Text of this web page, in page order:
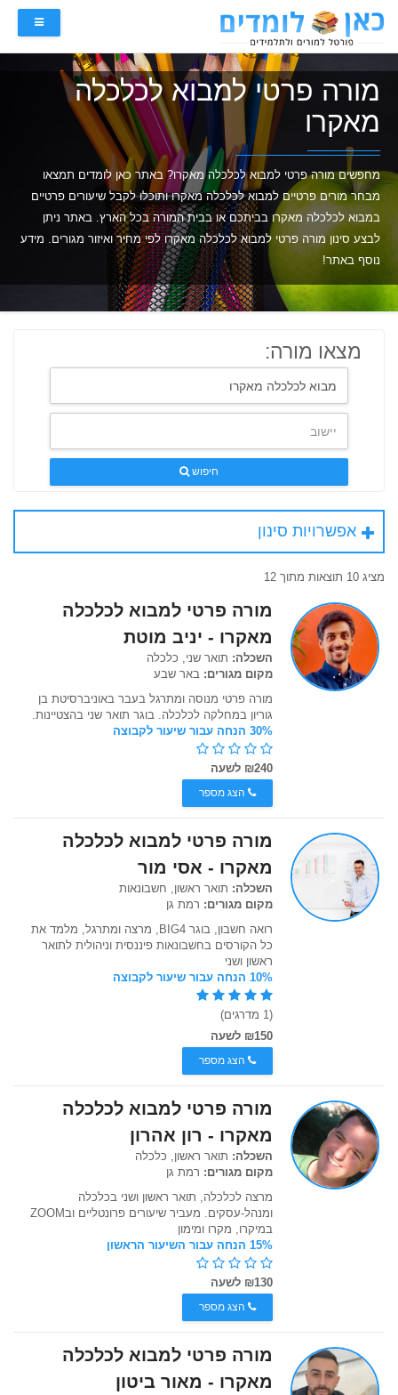
מורה פרטי למבוא לכלכלה
מאקרו
מחפשים מורה פרטי למבוא לכלכלה מאקרו? באתר כאן לומדים תמצאו
מבחר מורים פרטיים למבוא לכלכלה מאקרו ותוכלו לקבל שיעורים פרטיים
במבוא לכלכלה מאקרו בביתכם או בבית המורה בכל הארץ. באתר ניתן
לבצע סינון מורה פרטי למבוא לכלכלה מאקרו לפי מחיר ואיזור מגורים. מידע
נוסף באתר!
מצאו מורה:
חיפוש
אפשרויות סינון
מציג 10 תוצאות מתוך 12
מורה פרטי למבוא לכלכלה
מאקרו - יניב מוטת
השכלה: תואר שני, כלכלה
מקום מגורים: באר שבע
מורה פרטי מנוסה ומתרגל בעבר באוניברסיטת בן
גוריון במחלקה לכלכלה. בוגר תואר שני בהצטיינות.
30% הנחה עבור שיעור לקבוצה
₪240 לשעה
הצג מספר
מורה פרטי למבוא לכלכלה
מאקרו - אסי מור
השכלה: תואר ראשון, חשבונאות
מקום מגורים: רמת גן
רואה חשבון, בוגר BIG4, מרצה ומתרגל, מלמד את
כל הקורסים בחשבונאות פיננסית וניהולית לתואר
ראשון ושני
10% הנחה עבור שיעור לקבוצה
(1 מדרגים)
₪150 לשעה
הצג מספר
מורה פרטי למבוא לכלכלה
מאקרו - רון אהרון
השכלה: תואר ראשון, כלכלה
מקום מגורים: רמת גן
מרצה לכלכלה, תואר ראשון ושני בכלכלה
ומנהל-עסקים. מעביר שיעורים פרונטליים ובZOOM
במיקרו, מקרו ומימון
15% הנחה עבור השיעור הראשון
₪130 לשעה
הצג מספר
מורה פרטי למבוא לכלכלה
מאקרו - מאור ביטון